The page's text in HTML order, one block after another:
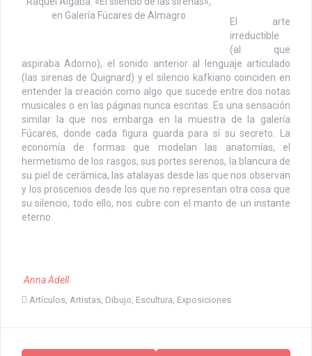
en Galería Fúcares de Almagro
El arte
irreductible
(al que
aspiraba Adorno), el sonido anterior al lenguaje articulado
(las sirenas de Quignard) y el silencio kafkiano coinciden en
entender la creación como algo que sucede entre dos notas
musicales o en las páginas nunca escritas. Es una sensación
similar la que nos embarga en la muestra de la galería
Fúcares, donde cada figura guarda para sí su secreto. La
economía de formas que modelan las anatomías, el
hermetismo de los rasgos, sus portes serenos, la blancura de
su piel de cerámica, las atalayas desde las que nos observan
y los proscenios desde los que no representan otra cosa que
su silencio, todo ello, nos cubre con el manto de un instante
eterno.
Anna Adell
Artículos Artistas Dibujo Escultura Exposiciones